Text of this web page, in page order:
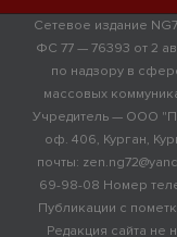
Сетевое издание
ФС 77 — 76393 от 2
по надзору в
массовых
Учредитель — ООО
оф. 406, Курган,
почты:
69-98-08 Номер
Публикации с
Редакция сайта не